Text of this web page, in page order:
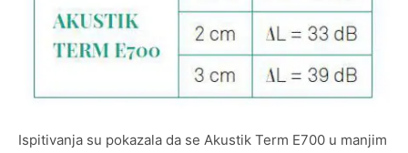
Ispitivanja su pokazala da se Akustik Term E700 u manjim